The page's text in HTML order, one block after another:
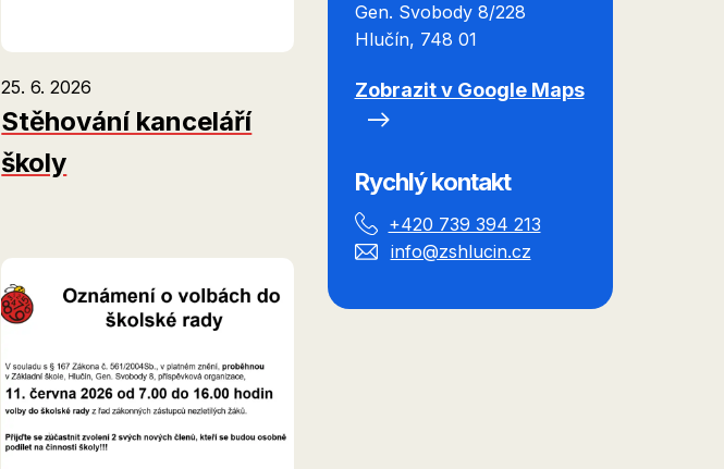
25. 6. 2026
Stěhování kanceláří
školy
Gen. Svobody 8/228
Hlučín, 748 01
Zobrazit v Google Maps
Rychlý kontakt
+420 739 394 213
info@zshlucin.cz